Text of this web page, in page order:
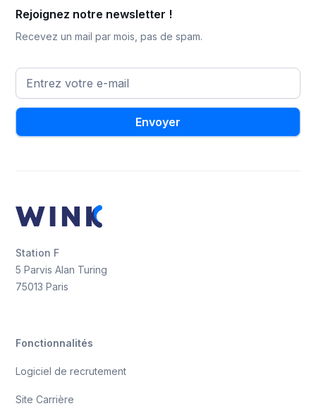
Rejoignez notre newsletter !
Recevez un mail par mois, pas de spam.
Station F
5 Parvis Alan Turing
75013 Paris
Fonctionnalités
Logiciel de recrutement
Site Carrière